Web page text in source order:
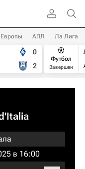
АПЛ Ла Лига
0
2
Футбол
Завершен
в 16:00